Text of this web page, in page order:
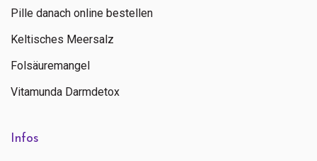
Pille danach online bestellen
Keltisches Meersalz
Folsäuremangel
Vitamunda Darmdetox
Infos